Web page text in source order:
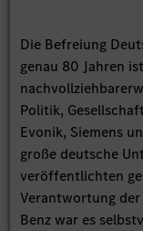
Die Befreiung
genau 80 Jahren
Politik,
Evonik, Siemens
große deutsche
veröffentlichten
Verantwortung
Benz war es